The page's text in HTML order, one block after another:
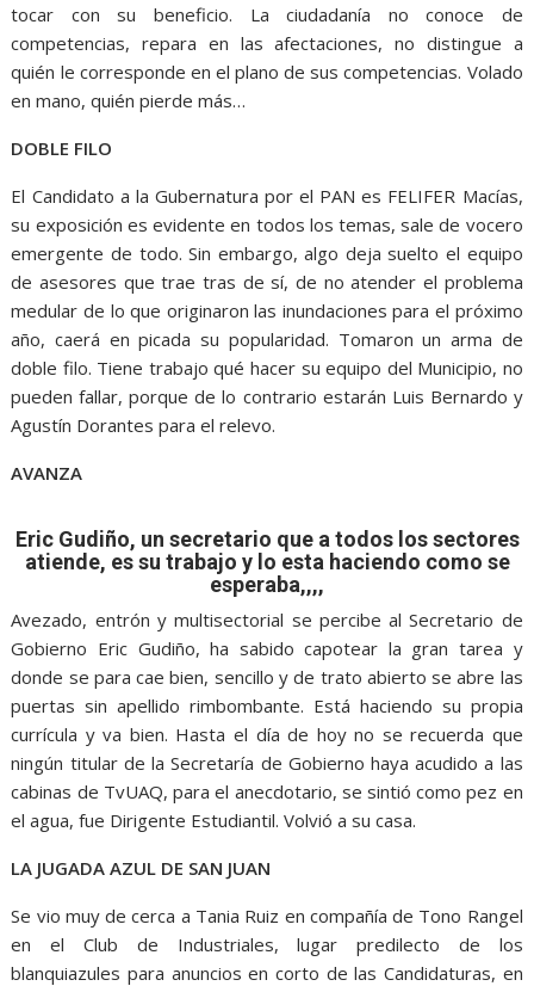
tocar con su beneficio. La ciudadanía no conoce de
competencias, repara en las afectaciones, no distingue a
quién le corresponde en el plano de sus competencias. Volado
en mano, quién pierde más…
DOBLE FILO
El Candidato a la Gubernatura por el PAN es FELIFER Macías,
su exposición es evidente en todos los temas, sale de vocero
emergente de todo. Sin embargo, algo deja suelto el equipo
de asesores que trae tras de sí, de no atender el problema
medular de lo que originaron las inundaciones para el próximo
año, caerá en picada su popularidad. Tomaron un arma de
doble filo. Tiene trabajo qué hacer su equipo del Municipio, no
pueden fallar, porque de lo contrario estarán Luis Bernardo y
Agustín Dorantes para el relevo.
AVANZA
Eric Gudiño, un secretario que a todos los sectores
atiende, es su trabajo y lo esta haciendo como se
esperaba,,,,
Avezado, entrón y multisectorial se percibe al Secretario de
Gobierno Eric Gudiño, ha sabido capotear la gran tarea y
donde se para cae bien, sencillo y de trato abierto se abre las
puertas sin apellido rimbombante. Está haciendo su propia
currícula y va bien. Hasta el día de hoy no se recuerda que
ningún titular de la Secretaría de Gobierno haya acudido a las
cabinas de TvUAQ, para el anecdotario, se sintió como pez en
el agua, fue Dirigente Estudiantil. Volvió a su casa.
LA JUGADA AZUL DE SAN JUAN
Se vio muy de cerca a Tania Ruiz en compañía de Tono Rangel
en el Club de Industriales, lugar predilecto de los
blanquiazules para anuncios en corto de las Candidaturas, en